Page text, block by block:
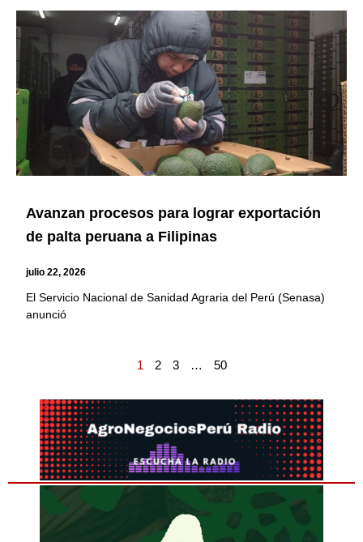
Avanzan procesos para lograr exportación
de palta peruana a Filipinas
julio 22, 2026
El Servicio Nacional de Sanidad Agraria del Perú (Senasa)
anunció
1 2 3 … 50